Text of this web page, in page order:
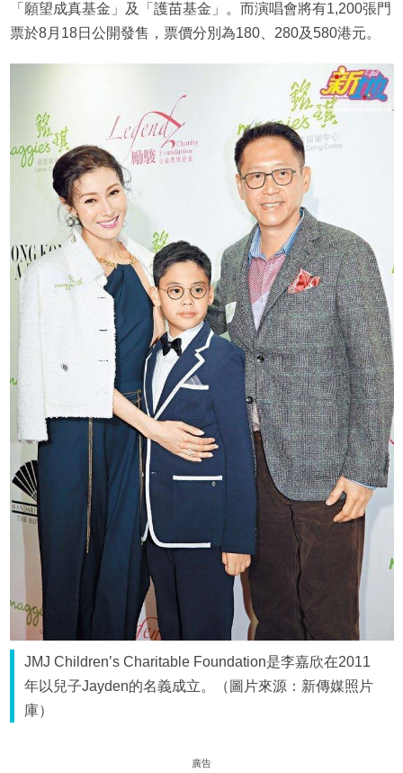
「願望成真基金」及「護苗基金」。而演唱會將有1,200張門
票於8月18日公開發售，票價分別為180、280及580港元。
JMJ Children’s Charitable Foundation是李嘉欣在2011
年以兒子Jayden的名義成立。（圖片來源：新傳媒照片
庫）
廣告